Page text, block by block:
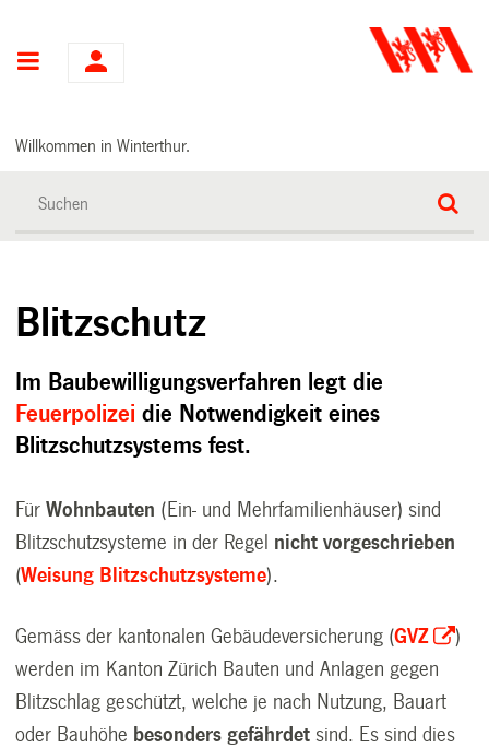
Hauptnavigation
Willkommen in Winterthur.
Blitzschutz
Im Baubewilligungsverfahren legt die
Feuerpolizei die Notwendigkeit eines
Blitzschutzsystems fest.
FürWohnbauten (Ein- und Mehrfamilienhäuser) sind
Blitzschutzsysteme in der Regel nicht vorgeschrieben
(Weisung Blitzschutzsysteme).
Gemäss der kantonalen Gebäudeversicherung (GVZ
)
werden im Kanton Zürich Bauten und Anlagen gegen
Blitzschlag geschützt, welche je nach Nutzung, Bauart
oder Bauhöhe besonders gefährdet sind. Es sind dies